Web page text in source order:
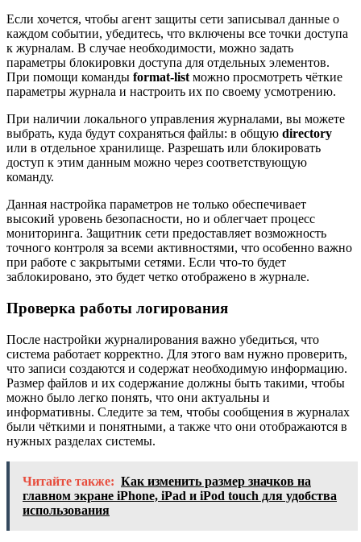
Если хочется, чтобы агент защиты сети записывал данные о
каждом событии, убедитесь, что включены все точки доступа
к журналам. В случае необходимости, можно задать
параметры блокировки доступа для отдельных элементов.
При помощи команды format-list можно просмотреть чёткие
параметры журнала и настроить их по своему усмотрению.
При наличии локального управления журналами, вы можете
выбрать, куда будут сохраняться файлы: в общую directory
или в отдельное хранилище. Разрешать или блокировать
доступ к этим данным можно через соответствующую
команду.
Данная настройка параметров не только обеспечивает
высокий уровень безопасности, но и облегчает процесс
мониторинга. Защитник сети предоставляет возможность
точного контроля за всеми активностями, что особенно важно
при работе с закрытыми сетями. Если что-то будет
заблокировано, это будет четко отображено в журнале.
Проверка работы логирования
После настройки журналирования важно убедиться, что
система работает корректно. Для этого вам нужно проверить,
что записи создаются и содержат необходимую информацию.
Размер файлов и их содержание должны быть такими, чтобы
можно было легко понять, что они актуальны и
информативны. Следите за тем, чтобы сообщения в журналах
были чёткими и понятными, а также что они отображаются в
нужных разделах системы.
Читайте также: Как изменить размер значков на
главном экране iPhone, iPad и iPod touch для удобства
использования